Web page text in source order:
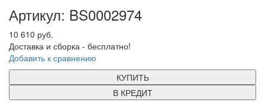
Артикул: BS0002974
10 610 руб.
Доставка и сборка - бесплатно!
Добавить к сравнению
КУПИТЬ
В КРЕДИТ